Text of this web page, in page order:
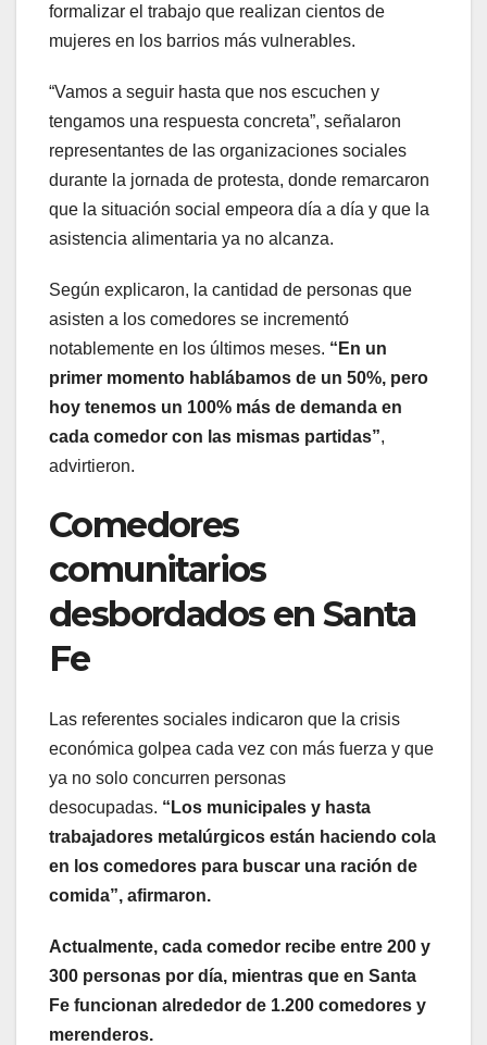
formalizar el trabajo que realizan cientos de
mujeres en los barrios más vulnerables.
“Vamos a seguir hasta que nos escuchen y
tengamos una respuesta concreta”, señalaron
representantes de las organizaciones sociales
durante la jornada de protesta, donde remarcaron
que la situación social empeora día a día y que la
asistencia alimentaria ya no alcanza.
Según explicaron, la cantidad de personas que
asisten a los comedores se incrementó
notablemente en los últimos meses. “En un
primer momento hablábamos de un 50%, pero
hoy tenemos un 100% más de demanda en
cada comedor con las mismas partidas”,
advirtieron.
Comedores
comunitarios
desbordados en Santa
Fe
Las referentes sociales indicaron que la crisis
económica golpea cada vez con más fuerza y que
ya no solo concurren personas
desocupadas. “Los municipales y hasta
trabajadores metalúrgicos están haciendo cola
en los comedores para buscar una ración de
comida”, afirmaron.
Actualmente, cada comedor recibe entre 200 y
300 personas por día, mientras que en Santa
Fe funcionan alrededor de 1.200 comedores y
merenderos.